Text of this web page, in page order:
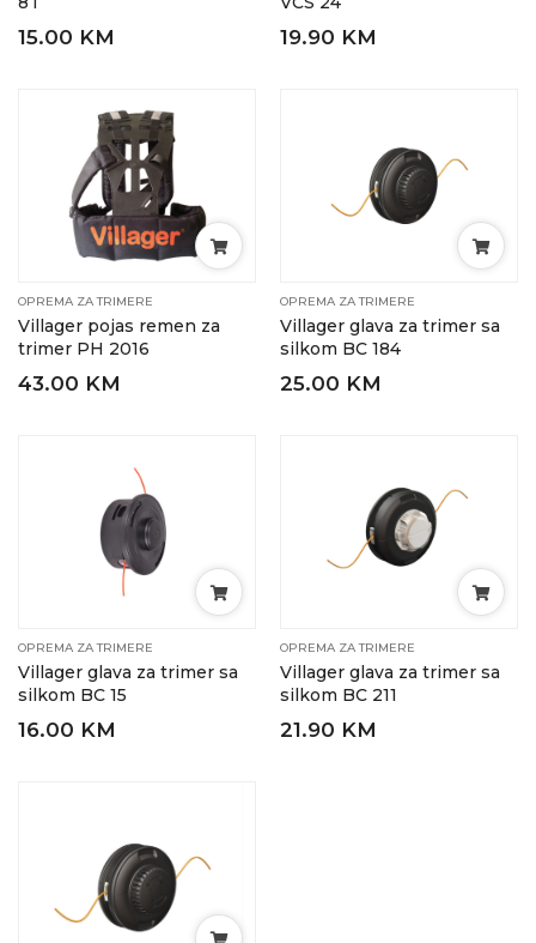
15.00 KM 19.90 KM
OPREMA ZA TRIMERE
Villager pojas remen za
trimer PH 2016
43.00 KM
OPREMA ZA TRIMERE
Villager glava za trimer sa
silkom BC 184
25.00 KM
OPREMA ZA TRIMERE
Villager glava za trimer sa
silkom BC 15
16.00 KM
OPREMA ZA TRIMERE
Villager glava za trimer sa
silkom BC 211
21.90 KM